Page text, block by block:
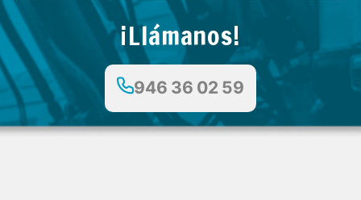
¡Llámanos!
946 36 02 59